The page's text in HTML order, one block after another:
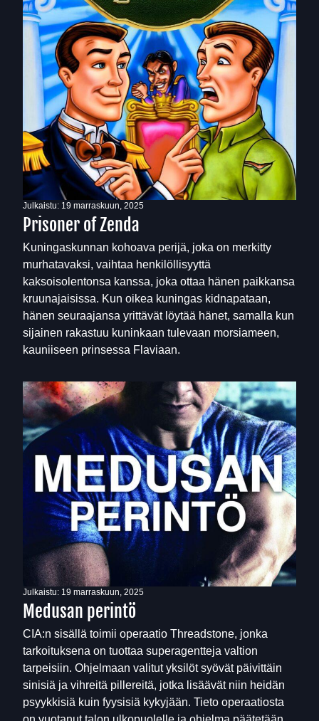
Julkaistu: 19 marraskuun, 2025
Prisoner of Zenda
Kuningaskunnan kohoava perijä, joka on merkitty
murhatavaksi, vaihtaa henkilöllisyyttä
kaksoisolentonsa kanssa, joka ottaa hänen paikkansa
kruunajaisissa. Kun oikea kuningas kidnapataan,
hänen seuraajansa yrittävät löytää hänet, samalla kun
sijainen rakastuu kuninkaan tulevaan morsiameen,
kauniiseen prinsessa Flaviaan.
Julkaistu: 19 marraskuun, 2025
Medusan perintö
CIA:n sisällä toimii operaatio Threadstone, jonka
tarkoituksena on tuottaa superagentteja valtion
tarpeisiin. Ohjelmaan valitut yksilöt syövät päivittäin
sinisiä ja vihreitä pillereitä, jotka lisäävät niin heidän
psyykkisiä kuin fyysisiä kykyjään. Tieto operaatiosta